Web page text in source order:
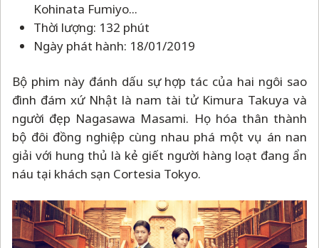
Kohinata Fumiyo...
Thời lượng: 132 phút
Ngày phát hành: 18/01/2019
Bộ phim này đánh dấu sự hợp tác của hai ngôi sao
đình đám xứ Nhật là nam tài tử Kimura Takuya và
người đẹp Nagasawa Masami. Họ hóa thân thành
bộ đôi đồng nghiệp cùng nhau phá một vụ án nan
giải với hung thủ là kẻ giết người hàng loạt đang ẩn
náu tại khách sạn Cortesia Tokyo.